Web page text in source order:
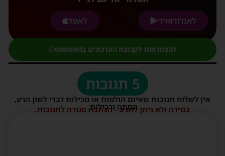
לאנדורואיד
לאפל
להצטרפות לקבוצת העדכונים בוואטסאפ
5 תגובות
אין לשלוח תגובות שאינם הולמות או מכילות דברי לשון הרע,
הסתה ורכילות.
במידה ולא ניתן להגיב - הכתבה סגורה לתגובות.